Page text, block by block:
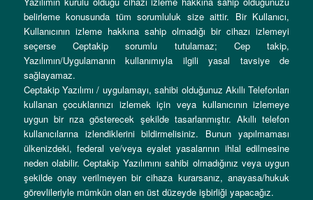
belirleme konusunda tüm sorumluluk size aittir. Bir Kullanıcı,
Kullanıcının izleme hakkına sahip olmadığı bir cihazı izlemeyi
seçerse Ceptakip sorumlu tutulamaz; Cep takip,
Yazılımın/Uygulamanın kullanımıyla ilgili yasal tavsiye de
sağlayamaz.
Ceptakip Yazılımı / uygulamayı, sahibi olduğunuz Akıllı Telefonları
kullanan çocuklarınızı izlemek için veya kullanıcının izlemeye
uygun bir rıza gösterecek şekilde tasarlanmıştır. Akıllı telefon
kullanıcılarına izlendiklerini bildirmelisiniz. Bunun yapılmaması
ülkenizdeki, federal ve/veya eyalet yasalarının ihlal edilmesine
neden olabilir. Ceptakip Yazılımını sahibi olmadığınız veya uygun
şekilde onay verilmeyen bir cihaza kurarsanız, anayasa/hukuk
görevlileriyle mümkün olan en üst düzeyde işbirliği yapacağız.